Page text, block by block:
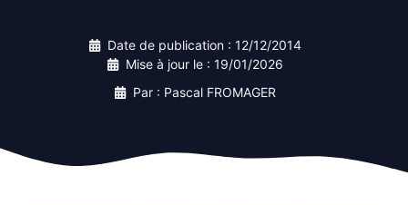
Date de publication : 12/12/2014
Mise à jour le : 19/01/2026
Par : Pascal FROMAGER